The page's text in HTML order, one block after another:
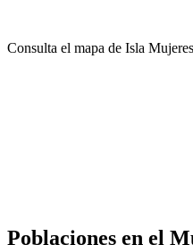
Consulta el mapa de Isla
Poblaciones en el